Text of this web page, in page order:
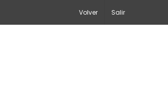
Volver Salir